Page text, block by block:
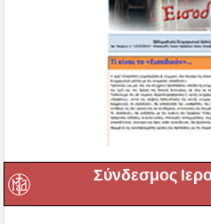
Σύνδεσμος